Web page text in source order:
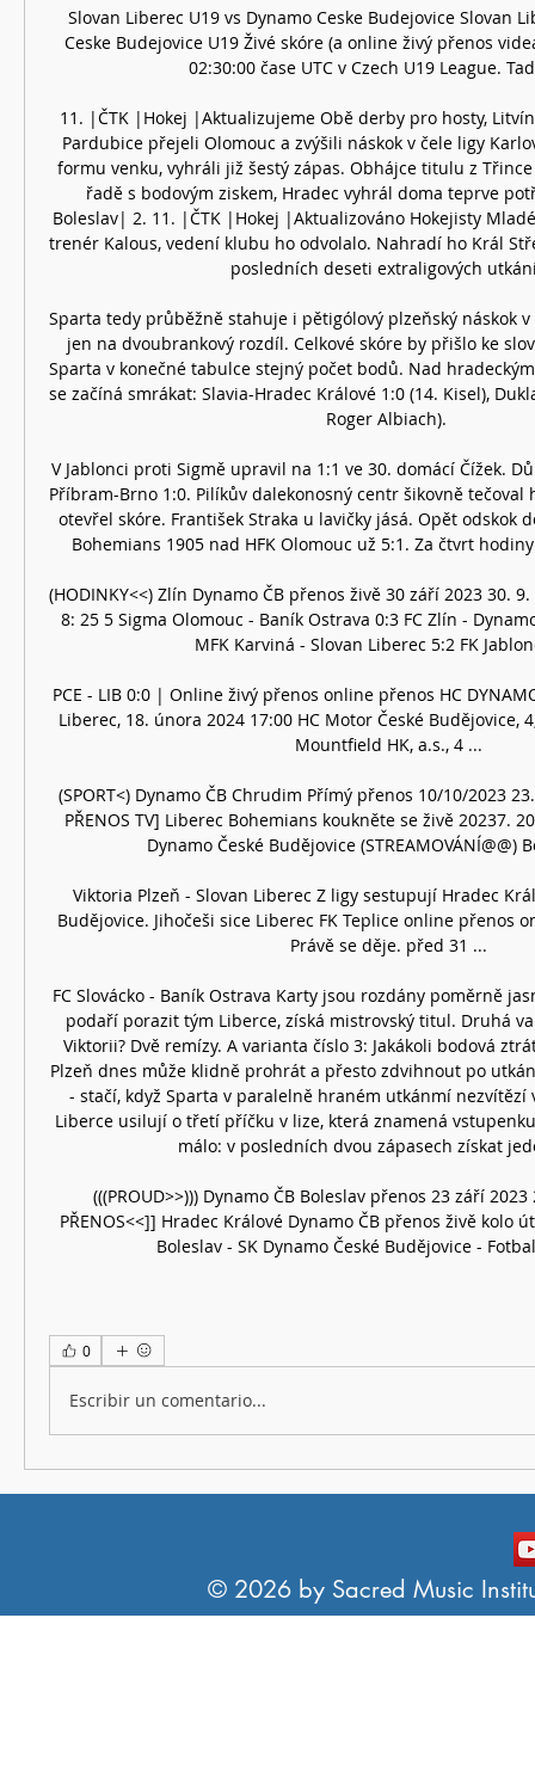
Slovan Liberec U19 vs Dynamo Ceske Budejovice Slovan
Ceske Budejovice U19 Živé skóre (a online živý přenos
02:30:00 čase UTC v Czech U19 League.
11. |ČTK |Hokej |Aktualizujeme Obě derby pro hosty,
Pardubice přejeli Olomouc a zvýšili náskok v čele ligy
formu venku, vyhráli již šestý zápas. Obhájce titulu z
řadě s bodovým ziskem, Hradec vyhrál doma teprve
Boleslav| 2. 11. |ČTK |Hokej |Aktualizováno Hokejisty
trenér Kalous, vedení klubu ho odvolalo. Nahradí ho Král
posledních deseti extraligových
Sparta tedy průběžně stahuje i pětigólový plzeňský náskok
jen na dvoubrankový rozdíl. Celkové skóre by přišlo ke
Sparta v konečné tabulce stejný počet bodů. Nad
se začíná smrákat: Slavia-Hradec Králové 1:0 (14. Kisel),
Roger Albiach).
V Jablonci proti Sigmě upravil na 1:1 ve 30. domácí Čížek.
Příbram-Brno 1:0. Pilíkův dalekonosný centr šikovně tečoval
otevřel skóre. František Straka u lavičky jásá. Opět odskok
Bohemians 1905 nad HFK Olomouc už 5:1. Za čtvrt
(HODINKY<<) Zlín Dynamo ČB přenos živě 30 září 2023 30.
8: 25 5 Sigma Olomouc - Baník Ostrava 0:3 FC Zlín -
MFK Karviná - Slovan Liberec 5:2 FK
PCE - LIB 0:0 | Online živý přenos online přenos HC
Liberec, 18. února 2024 17:00 HC Motor České Budějovice,
Mountfield HK, a.s., 4 ...
(SPORT<) Dynamo ČB Chrudim Přímý přenos 10/10/2023
PŘENOS TV] Liberec Bohemians koukněte se živě 20237.
Dynamo České Budějovice (STREAMOVÁNÍ@@)
Viktoria Plzeň - Slovan Liberec Z ligy sestupují Hradec
Budějovice. Jihočeši sice Liberec FK Teplice online přenos
Právě se děje. před 31 ...
FC Slovácko - Baník Ostrava Karty jsou rozdány poměrně
podaří porazit tým Liberce, získá mistrovský titul. Druhá
Viktorii? Dvě remízy. A varianta číslo 3: Jakákoli bodová
Plzeň dnes může klidně prohrát a přesto zdvihnout po
- stačí, když Sparta v paralelně hraném utkánmí nezvítězí
Liberce usilují o třetí příčku v lize, která znamená
málo: v posledních dvou zápasech získat
(((PROUD>>))) Dynamo ČB Boleslav přenos 23 září
PŘENOS<<]] Hradec Králové Dynamo ČB přenos živě kolo
Boleslav - SK Dynamo České Budějovice -
0
Escribir un comentario...
© 2026 by Sacred Music